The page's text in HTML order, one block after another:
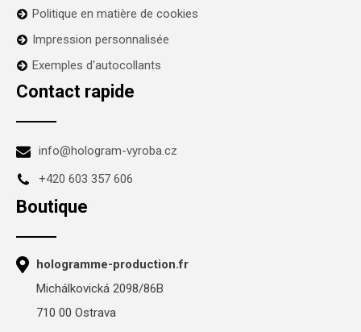
Politique en matière de cookies
Impression personnalisée
Exemples d'autocollants
Contact rapide
info@hologram-vyroba.cz
+420 603 357 606
Boutique
hologramme-production.fr
Michálkovická 2098/86B
710 00 Ostrava